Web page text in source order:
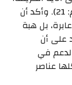
“وَجَعَلَ بَيْنَكُم مَّوَدَّةً وَرَحْمَةً” (الروم: 21). وأكد أن
بل هبة
على أن
في
عناصر